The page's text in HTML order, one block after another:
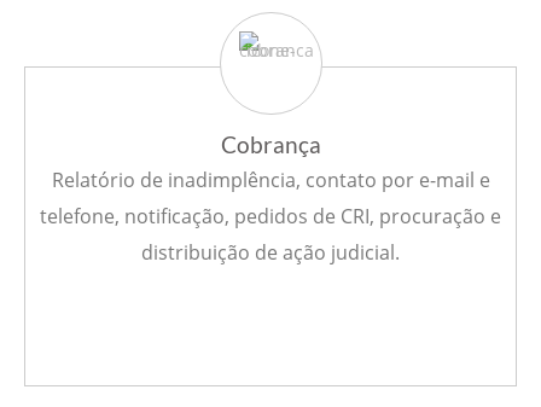
Cobrança
Relatório de inadimplência, contato por e-mail e
telefone, notificação, pedidos de CRI, procuração e
distribuição de ação judicial.